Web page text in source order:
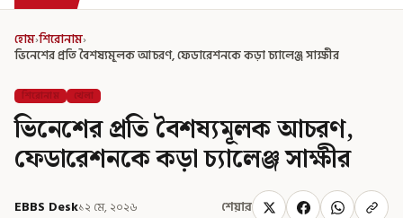
হোম›শিরোনাম›
ভিনেশের প্রতি বৈশষ্যমূলক আচরণ, ফেডারেশনকে কড়া চ্যালেঞ্জ সাক্ষীর
শিরোনাম খেলা
ভিনেশের প্রতি বৈশষ্যমূলক আচরণ,
ফেডারেশনকে কড়া চ্যালেঞ্জ সাক্ষীর
EBBS Desk১২ মে, ২০২৬ শেয়ার